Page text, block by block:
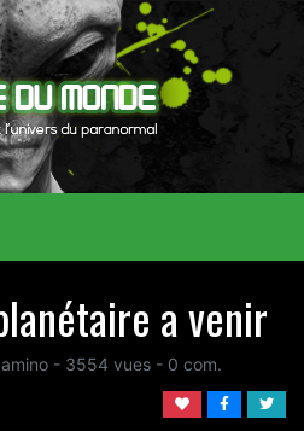
a venir
- 3554 vues - 0 com.